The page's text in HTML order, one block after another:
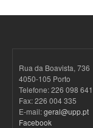
Rua da Boavista, 736
4050-105 Porto
Telefone: 226 098 641
Fax: 226 004 335
E-mail:geral@upp.pt
Facebook